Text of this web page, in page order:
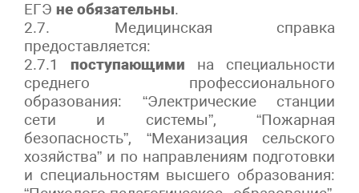
ЕГЭ не обязательны.
2.7. Медицинская справка
предоставляется:
2.7.1 поступающими на специальности
среднего профессионального
образования: “Электрические станции
сети и системы”, “Пожарная
безопасность”, “Механизация сельского
хозяйства” и по направлениям подготовки
и специальностям высшего образования: